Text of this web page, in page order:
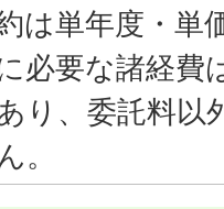
は単年度・単
必要な諸経費
り、委託料以
。